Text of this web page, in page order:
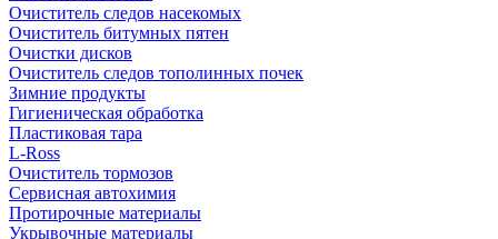
Очиститель следов насекомых
Очиститель битумных пятен
Очистки дисков
Очиститель следов тополинных почек
Зимние продукты
Гигиеническая обработка
Пластиковая тара
L-Ross
Очиститель тормозов
Сервисная автохимия
Протирочные материалы
Укрывочные материалы